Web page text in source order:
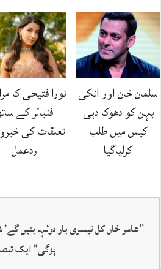
سلمان خان اور انکی
بہن کو دھوکا دہی
کیس میں طلب
کرلیاگیا
نورا فتیحی کا
فٹبالر کے
تعلقات کی
ردعمل
”عامر خان کل تیسری بار دولہا بنیں
ہوگی“ ایک